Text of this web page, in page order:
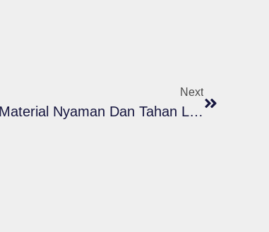
Next
Busa Lapis Merry Mesh : Solusi Material Nyaman Dan Tahan Lama